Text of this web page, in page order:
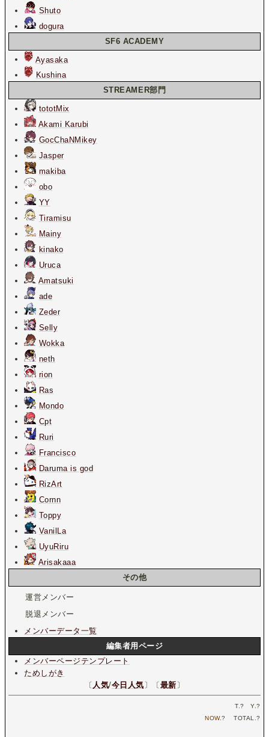
Shuto
dogura
SF6 ACADEMY
Ayasaka
Kushina
STREAMER部門
tototMix
Akami Karubi
GocChaNMikey
Jasper
makiba
obo
YY
Tiramisu
Mainy
kinako
Uruca
Amatsuki
ade
Zeder
Selly
Wokka
neth
rion
Ras
Mondo
Cpt
Ruri
Francisco
Daruma is god
RizArt
Cornn
Toppy
VanilLa
UyuRiru
Arisakaaa
その他
運営メンバー
脱退メンバー
メンバーデータ一覧
編集者用ページ
メンバーページテンプレート
ためしがき
〔 人気/今日人気〕〔最新〕
T.? Y.?
NOW.? TOTAL.?